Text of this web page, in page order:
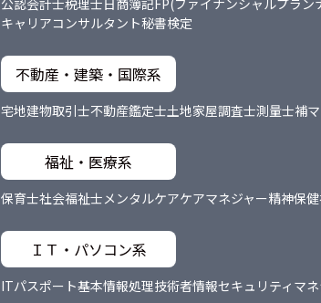
公認会計士税理士日商簿記FP(ファイナンシャルプラン
キャリアコンサルタント秘書検定
不動産・建築・国際系
宅地建物取引士不動産鑑定士土地家屋調査士測量士補
福祉・医療系
保育士社会福祉士メンタルケアケアマネジャー精神保
ＩＴ・パソコン系
ITパスポート基本情報処理技術者情報セキュリティマ